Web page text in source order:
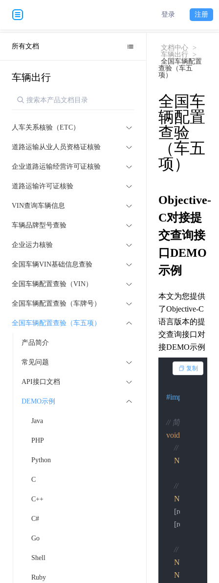
登录 注册
所有文档
车辆出行
人车关系核验（ETC）
道路运输从业人员资格证核验
企业道路运输经营许可证核验
道路运输许可证核验
VIN查询车辆信息
车辆品牌型号查验
企业运力核验
全国车辆VIN基础信息查验
全国车辆配置查验（VIN）
全国车辆配置查验（车牌号）
全国车辆配置查验（车五项）
产品简介
常见问题
API接口文档
DEMO示例
Java
PHP
Python
C
C++
C#
Go
Shell
Ruby
文档中心
>
车辆出行
>
全国车辆配置
查验（车五
项）
全国车
辆配置
查验
（车五
项）
Objective-
C对接提
交查询接
口DEMO
示例
本文为您提供
了Objective-C
语言版本的提
交查询接口对
接DEMO示例
#import
// 简单的HTTP
void
// 创建URL
NSURL
// 创建请求
[request
[request
// 准备表单
NSString
NSData
复制